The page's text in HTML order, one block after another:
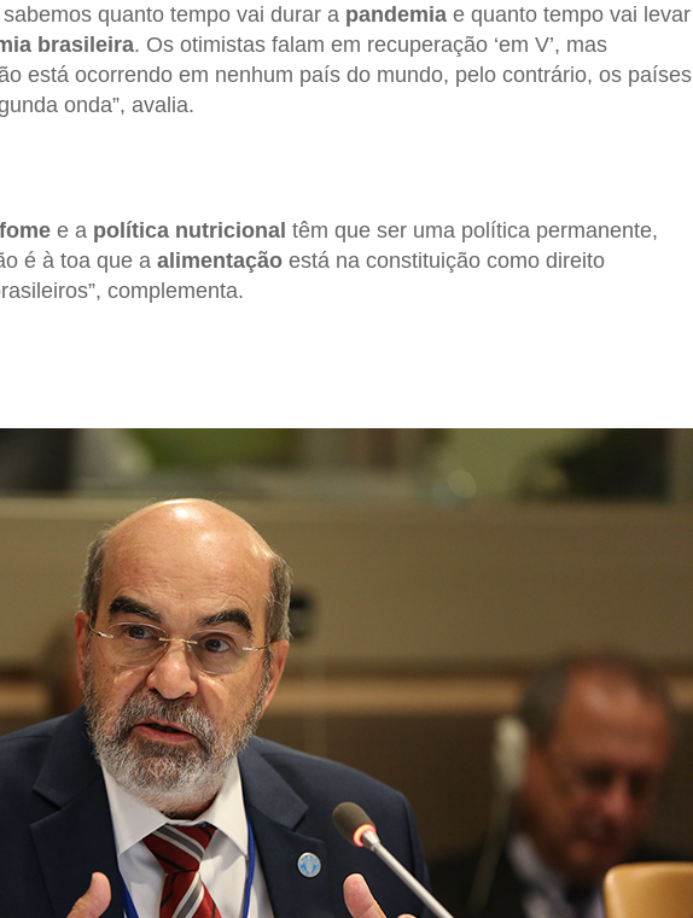
quanto tempo vai durar a pandemiae quanto tempo vai levar
brasileira. Os otimistas falam em recuperação ‘em V’, mas
está ocorrendo em nenhum país do mundo, pelo contrário, os países
onda”, avalia.
e a política nutricional têm que ser uma política permanente,
é à toa que a alimentaçãoestá na constituição como direito
complementa.